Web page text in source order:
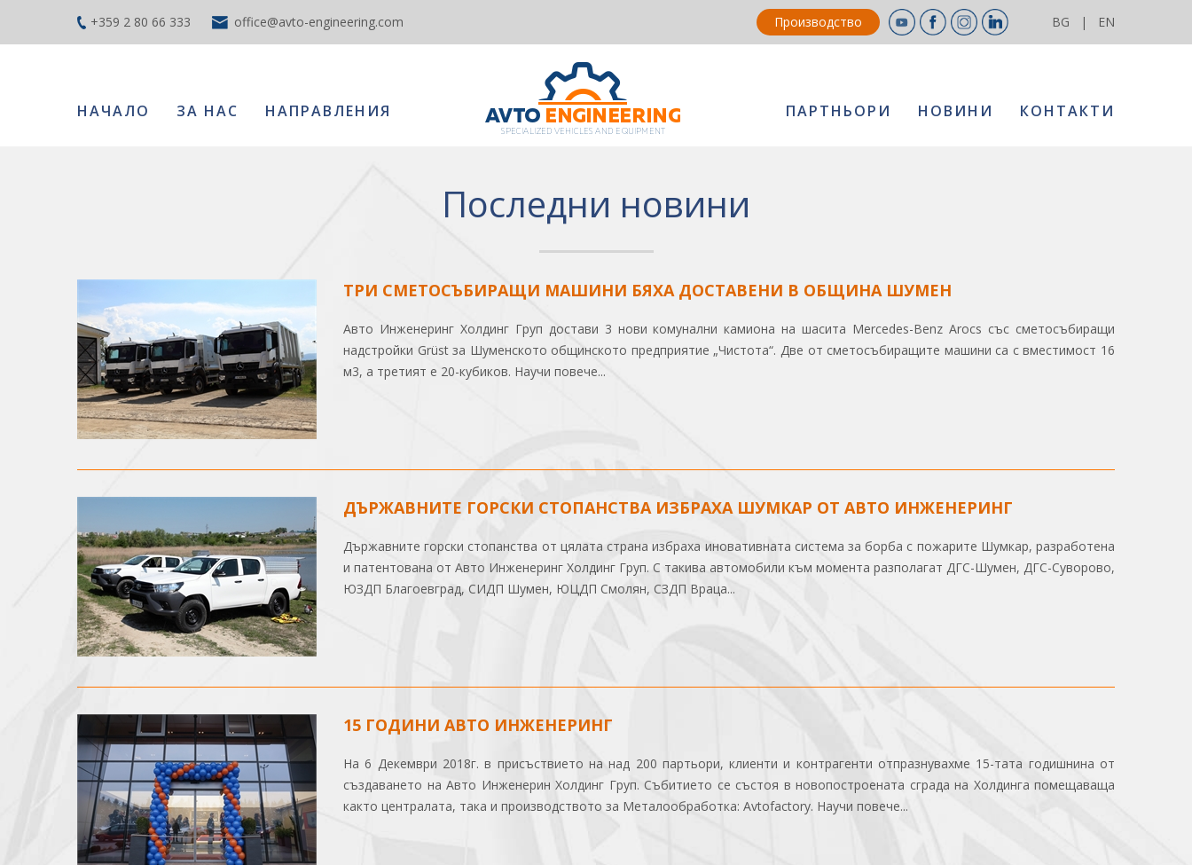
+359 2 80 66 333 office@avto-engineering.com BG | EN
Производство
НАЧАЛО ЗА НАС НАПРАВЛЕНИЯ КОНТАКТИ
НОВИНИ
ПАРТНЬОРИ
Последни новини
ТРИ СМЕТОСЪБИРАЩИ МАШИНИ БЯХА ДОСТАВЕНИ В ОБЩИНА ШУМЕН
Авто Инженеринг Холдинг Груп достави 3 нови комунални камиона на шасита Mercedes-Benz Arocs със сметосъбиращи
надстройки Grüst за Шуменското общинското предприятие „Чистота“. Две от сметосъбиращите машини са с вместимост 16
м3, а третият е 20-кубиков. Научи повече...
ДЪРЖАВНИТЕ ГОРСКИ СТОПАНСТВА ИЗБРАХА ШУМКАР ОТ АВТО ИНЖЕНЕРИНГ
Държавните горски стопанства от цялата страна избраха иновативната система за борба с пожарите Шумкар, разработена
и патентована от Авто Инженеринг Холдинг Груп. С такива автомобили към момента разполагат ДГС-Шумен, ДГС-Суворово,
ЮЗДП Благоевград, СИДП Шумен, ЮЦДП Смолян, СЗДП Враца...
15 ГОДИНИ АВТО ИНЖЕНЕРИНГ
На 6 Декември 2018г. в присъствието на над 200 партьори, клиенти и контрагенти отпразнувахме 15-тата годишнина от
създаването на Авто Инженерин Холдинг Груп. Събитието се състоя в новопостроената сграда на Холдинга помещаваща
както централата, така и производството за Металообработка: Avtofactory. Научи повече...